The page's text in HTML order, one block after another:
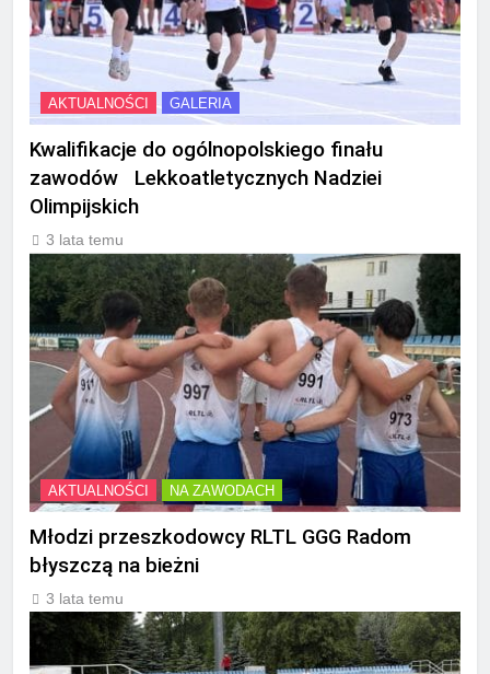
AKTUALNOŚCI GALERIA
Kwalifikacje do ogólnopolskiego finału
zawodów Lekkoatletycznych Nadziei
Olimpijskich
3 lata temu
AKTUALNOŚCI NA ZAWODACH
Młodzi przeszkodowcy RLTL GGG Radom
błyszczą na bieżni
3 lata temu